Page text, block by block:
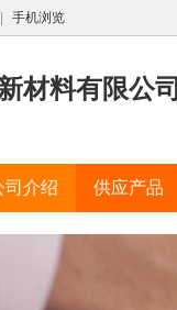
手机浏览
材料有限公司
司介绍 供应产品